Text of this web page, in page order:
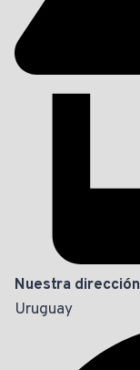
Nuestra dirección
Uruguay